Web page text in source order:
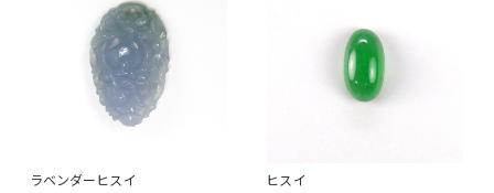
ラベンダーヒスイ ヒスイ